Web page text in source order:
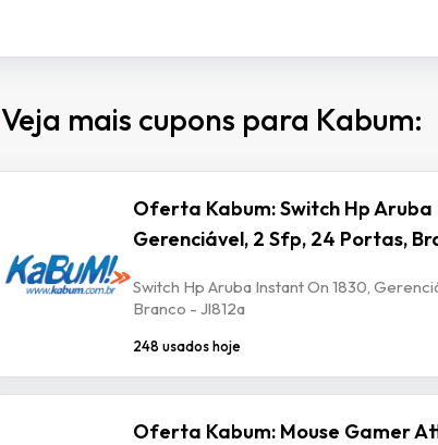
Veja mais cupons para Kabum:
Oferta Kabum: Switch Hp Aruba
Gerenciável, 2 Sfp, 24 Portas,
Switch Hp Aruba Instant On 1830,
Branco - Jl812a
248 usados hoje
Oferta Kabum: Mouse Gamer